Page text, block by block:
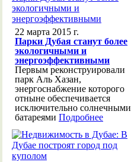
22 марта 2015 г.
Парки Дубая станут более
экологичными и
энергоэффективными
Первым реконструировали
парк Аль Хазан,
энергоснабжение которого
отныне обеспечивается
исключительно солнечными
батареями Подробнее